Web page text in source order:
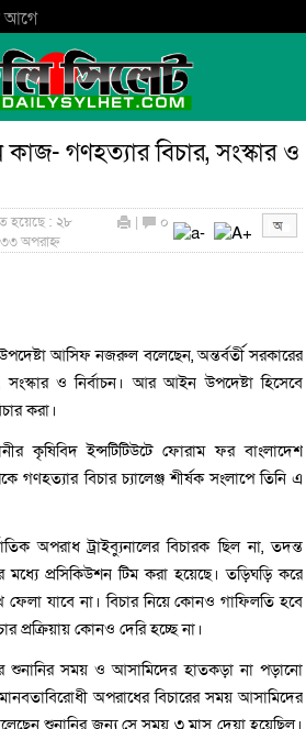
আগে
কাজ- গণহত্যার বিচার, সংস্কার ও
হয়েছে : ২৮
অপরাহ্ন
| ০
আসিফ নজরুল বলেছেন, অন্তর্বর্তী সরকারের
সংস্কার ও নির্বাচন। আর আইন উপদেষ্টা হিসেবে
করা।
কৃষিবিদ ইন্সটিটিউটে ফোরাম ফর বাংলাদেশ
বিচার চ্যালেঞ্জ শীর্ষক সংলাপে তিনি এ
অপরাধ ট্রাইব্যুনালের বিচারক ছিল না, তদন্ত
মধ্যে প্রসিকিউশন টিম করা হয়েছে। তড়িঘড়ি করে
ফেলা যাবে না। বিচার নিয়ে কোনও গাফিলতি হবে
প্রক্রিয়ায় কোনও দেরি হচ্ছে না।
সময় ও আসামিদের হাতকড়া না পড়ানো
অপরাধের বিচারের সময় আসামিদের
শুনানির জন্য সে সময় ৩ মাস দেয়া হয়েছিল।